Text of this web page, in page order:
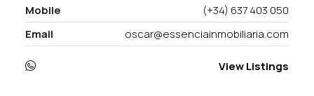
Mobile
(+34) 637 403 050
Email
oscar@essenciainmobiliaria.com
View Listings